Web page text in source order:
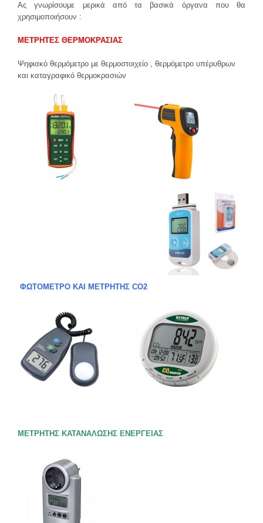
Ας γνωρίσουμε μερικά από τα βασικά όργανα που θα
χρησιμοποιήσουν :
ΜΕΤΡΗΤΕΣ ΘΕΡΜΟΚΡΑΣΙΑΣ
Ψηφιακό θερμόμετρο με θερμοστοιχείο , θερμόμετρο υπέρυθρων
και καταγραφικό θερμοκρασιών
ΦΩΤOΜΕΤΡΟ ΚΑΙ ΜΕΤΡΗΤΗΣ CO2
ΜΕΤΡΗΤΗΣ ΚΑΤΑΝΑΛΩΣΗΣ ΕΝΕΡΓΕΙΑΣ